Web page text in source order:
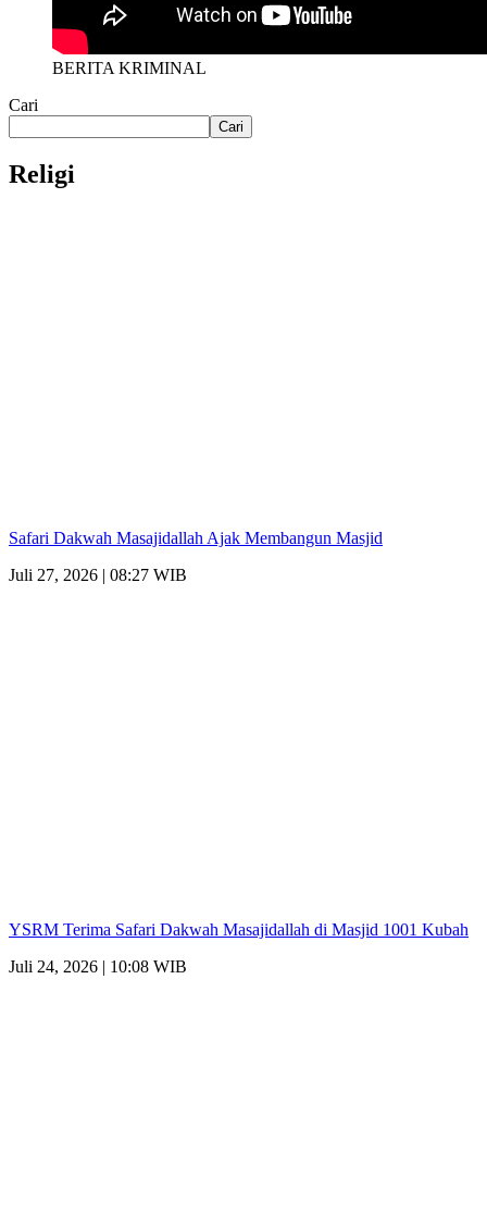
BERITA KRIMINAL
Cari
Cari
Religi
Safari Dakwah Masajidallah Ajak Membangun Masjid
Juli 27, 2026 | 08:27 WIB
YSRM Terima Safari Dakwah Masajidallah di Masjid 1001 Kubah
Juli 24, 2026 | 10:08 WIB